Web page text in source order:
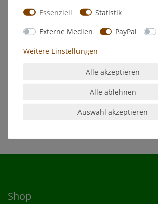
Gussplatte für Royal | Monarch
aus porzellanemailliertem Gusseisen
zweiseitig verwendbar
ideal für Fleisch, Fisch und Gemüse
Shop
Essenziell
Statistik
Externe Medien PayPal
Weitere Einstellungen
Alle akzeptieren
Alle ablehnen
Auswahl akzeptieren